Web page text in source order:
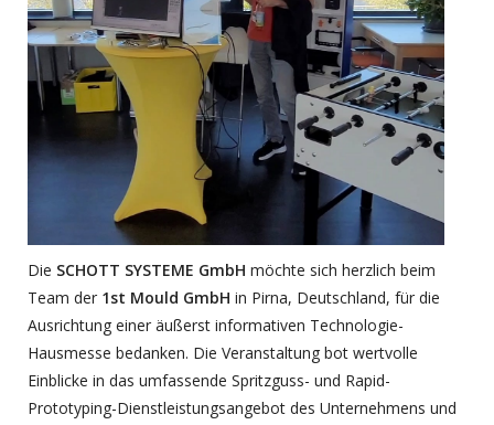
Die SCHOTT SYSTEME GmbH möchte sich herzlich beim
Team der 1st Mould GmbH in Pirna, Deutschland, für die
Ausrichtung einer äußerst informativen Technologie-
Hausmesse bedanken. Die Veranstaltung bot wertvolle
Einblicke in das umfassende Spritzguss- und Rapid-
Prototyping-Dienstleistungsangebot des Unternehmens und